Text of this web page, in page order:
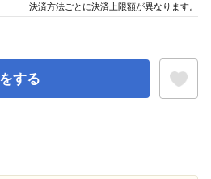
する
決済方法ごとに決済上限額が異なります。